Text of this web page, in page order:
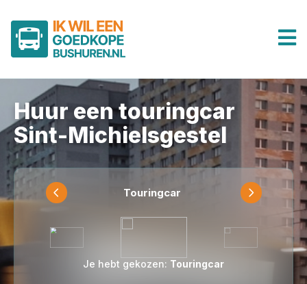
Huur een touringcar
Sint-Michielsgestel
Touringcar
Je hebt gekozen: Touringcar